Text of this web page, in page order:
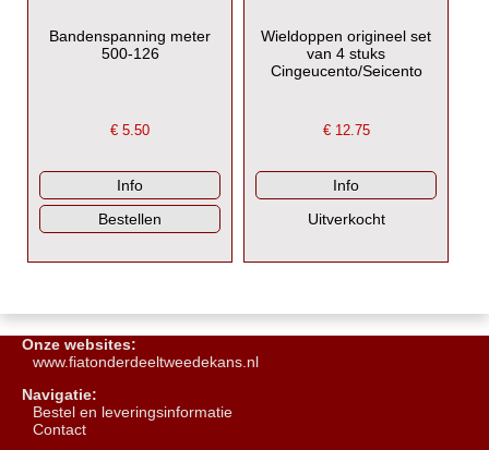
Bandenspanning meter
500-126
€5.50
Wieldoppen origineel set
van 4 stuks
Cingeucento/Seicento
€ 12.75
Onze websites:
www.fiatonderdeeltweedekans.nl
Navigatie:
Bestel en leveringsinformatie
Contact